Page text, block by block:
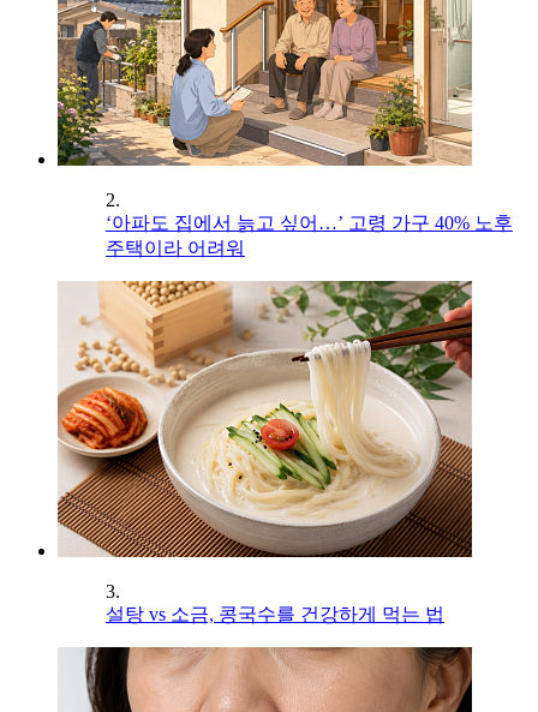
2.
‘아파도 집에서 늙고 싶어…’ 고령 가구 40% 노후
주택이라 어려워
3.
설탕 vs 소금, 콩국수를 건강하게 먹는 법